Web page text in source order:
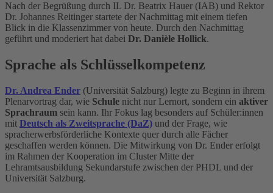
Nach der Begrüßung durch IL Dr. Beatrix Hauer (IAB) und Rektor
Dr. Johannes Reitinger startete der Nachmittag mit einem tiefen
Blick in die Klassenzimmer von heute. Durch den Nachmittag
geführt und moderiert hat dabei Dr. Danièle Hollick.
Sprache als Schlüsselkompetenz
Dr. Andrea Ender (Universität Salzburg) legte zu Beginn in ihrem
Plenarvortrag dar, wie Schule nicht nur Lernort, sondern ein aktiver
Sprachraum sein kann. Ihr Fokus lag besonders auf Schüler:innen
mit Deutsch als Zweitsprache (DaZ) und der Frage, wie
spracherwerbsförderliche Kontexte quer durch alle Fächer
geschaffen werden können. Die Mitwirkung von Dr. Ender erfolgt
im Rahmen der Kooperation im Cluster Mitte der
Lehramtsausbildung Sekundarstufe zwischen der PHDL und der
Universität Salzburg.